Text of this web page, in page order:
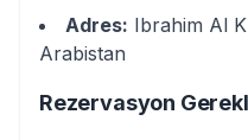
Adres: Ibrahim Al
Arabistan
Rezervasyon